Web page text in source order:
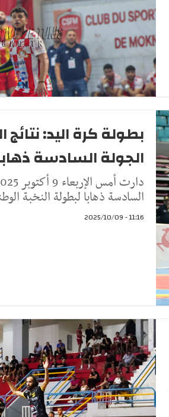
بطولة كرة اليد:
الجولة السادسة
السادسة ذهابا لبطولة النخبة
11:16 - 2025/10/09